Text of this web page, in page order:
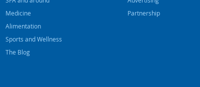
Medicine
Alimentation
Sports and Wellness
The Blog
Partnership